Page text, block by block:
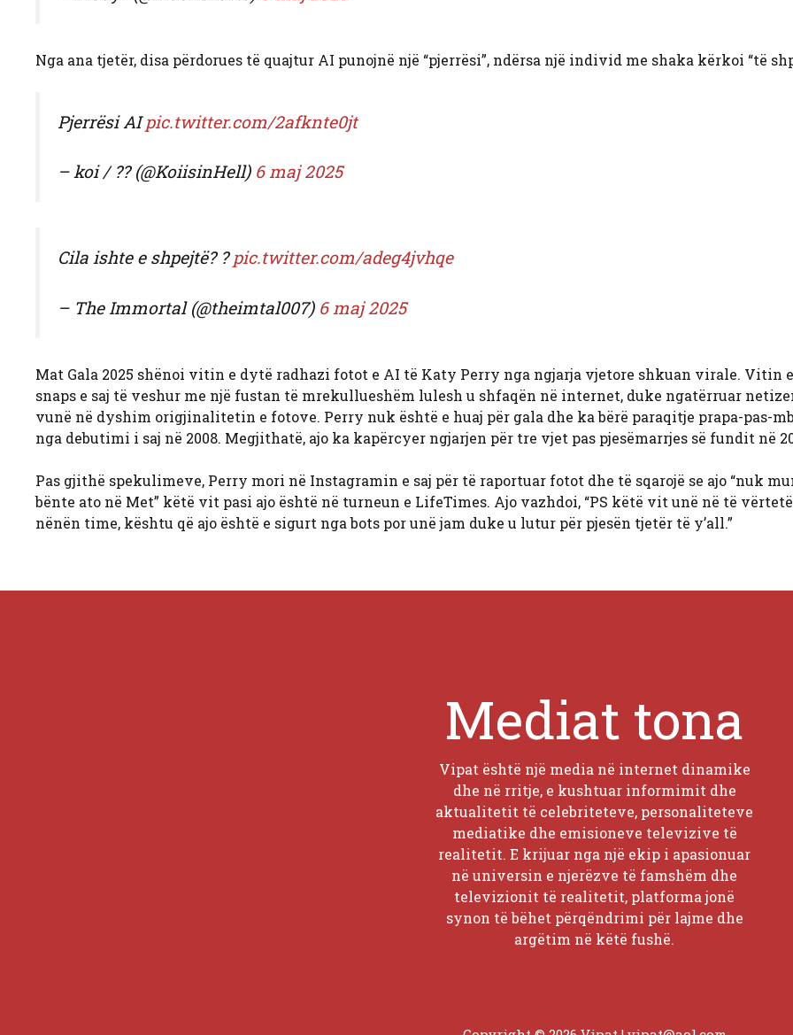
Nga ana tjetër, disa përdorues të quajtur AI punojnë një “pjerrësi”, ndërsa një individ me shaka kërkoi “të
Pjerrësi AIpic.twitter.com/2afknte0jt
– koi / ?? (@KoiisinHell) 6 maj 2025
Cila ishte e shpejtë? ? pic.twitter.com/adeg4jvhqe
– The Immortal (@theimtal007) 6 maj 2025
Mat Gala 2025 shënoi vitin e dytë radhazi fotot e AI të Katy Perry nga ngjarja vjetore shkuan virale. Vitin
snaps e saj të veshur me një fustan të mrekullueshëm lulesh u shfaqën në internet, duke ngatërruar
vunë në dyshim origjinalitetin e fotove. Perry nuk është e huaj për gala dhe ka bërë paraqitje prapa-pas-
nga debutimi i saj në 2008. Megjithatë, ajo ka kapërcyer ngjarjen për tre vjet pas pjesëmarrjes së fundit në
Pas gjithë spekulimeve, Perry mori në Instagramin e saj për të raportuar fotot dhe të sqarojë se ajo “nuk
bënte ato në Met” këtë vit pasi ajo është në turneun e LifeTimes. Ajo vazhdoi, “PS këtë vit unë në të
nënën time, kështu që ajo është e sigurt nga bots por unë jam duke u lutur për pjesën tjetër të y’all.”
Mediat tona
Vipat është një media në internet dinamike
dhe në rritje, e kushtuar informimit dhe
aktualitetit të celebriteteve, personaliteteve
mediatike dhe emisioneve televizive të
realitetit. E krijuar nga një ekip i apasionuar
në universin e njerëzve të famshëm dhe
televizionit të realitetit, platforma jonë
synon të bëhet përqëndrimi për lajme dhe
argëtim në këtë fushë.